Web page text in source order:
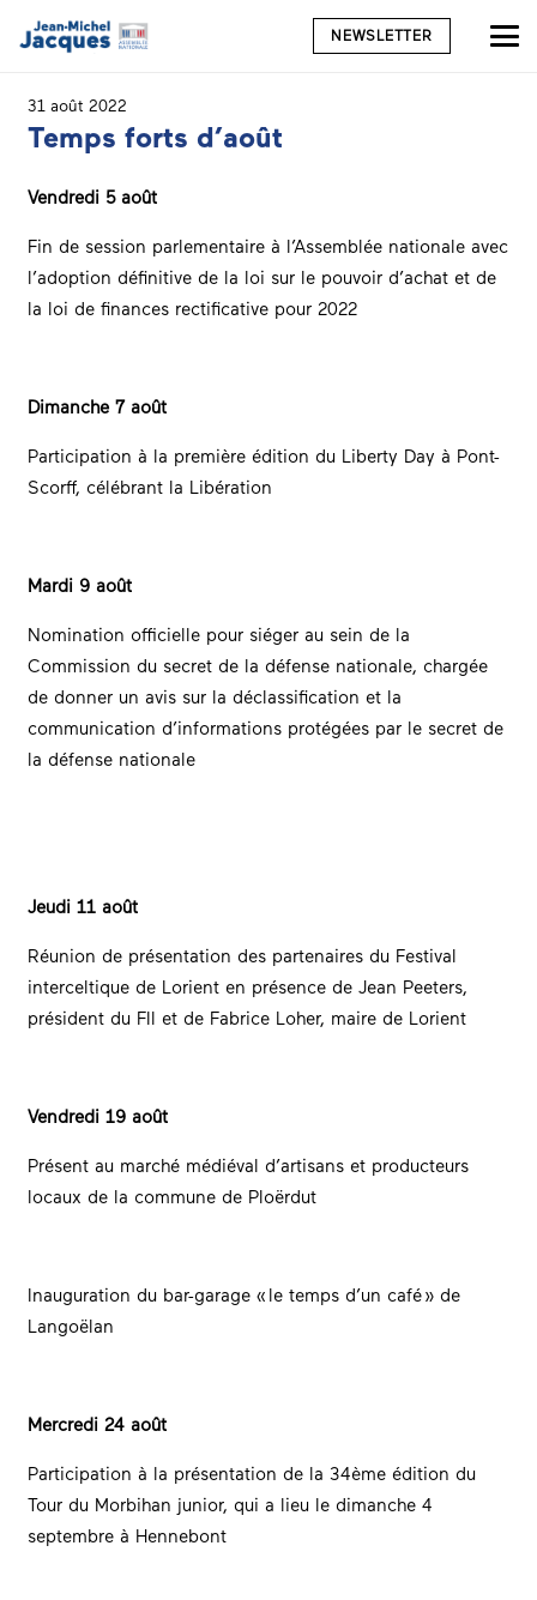
NEWSLETTER
31 août 2022
Temps forts d’août
Vendredi 5 août
Fin de session parlementaire à l’Assemblée nationale avec
l’adoption définitive de la loi sur le pouvoir d’achat et de
la loi de finances rectificative pour 2022
Dimanche 7 août
Participation à la première édition du Liberty Day à Pont-
Scorff, célébrant la Libération
Mardi 9 août
Nomination officielle pour siéger au sein de la
Commission du secret de la défense nationale, chargée
de donner un avis sur la déclassification et la
communication d’informations protégées par le secret de
la défense nationale
Jeudi 11 août
Réunion de présentation des partenaires du Festival
interceltique de Lorient en présence de Jean Peeters,
président du FIl et de Fabrice Loher, maire de Lorient
Vendredi 19 août
Présent au marché médiéval d’artisans et producteurs
locaux de la commune de Ploërdut
Inauguration du bar-garage « le temps d’un café » de
Langoëlan
Mercredi 24 août
Participation à la présentation de la 34ème édition du
Tour du Morbihan junior, qui a lieu le dimanche 4
septembre à Hennebont